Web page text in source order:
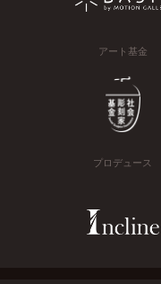
アート基金
プロデュース